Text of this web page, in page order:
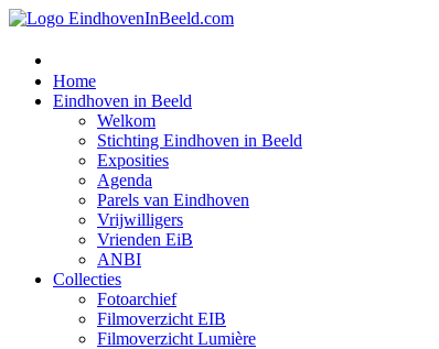
Home
Eindhoven in Beeld
Welkom
Stichting Eindhoven in Beeld
Exposities
Agenda
Parels van Eindhoven
Vrijwilligers
Vrienden EiB
ANBI
Collecties
Fotoarchief
Filmoverzicht EIB
Filmoverzicht Lumière